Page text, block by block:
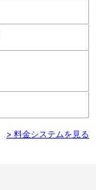
> 料金システムを見る